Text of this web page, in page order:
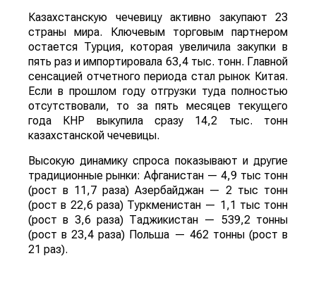
Казахстанскую чечевицу активно закупают 23
страны мира. Ключевым торговым партнером
остается Турция, которая увеличила закупки в
пять раз и импортировала 63,4 тыс. тонн. Главной
сенсацией отчетного периода стал рынок Китая.
Если в прошлом году отгрузки туда полностью
отсутствовали, то за пять месяцев текущего
года КНР выкупила сразу 14,2 тыс. тонн
казахстанской чечевицы.
Высокую динамику спроса показывают и другие
традиционные рынки: Афганистан — 4,9 тыс тонн
(рост в 11,7 раза) Азербайджан — 2 тыс тонн
(рост в 22,6 раза) Туркменистан — 1,1 тыс тонн
(рост в 3,6 раза) Таджикистан — 539,2 тонны
(рост в 23,4 раза) Польша — 462 тонны (рост в
21 раз).